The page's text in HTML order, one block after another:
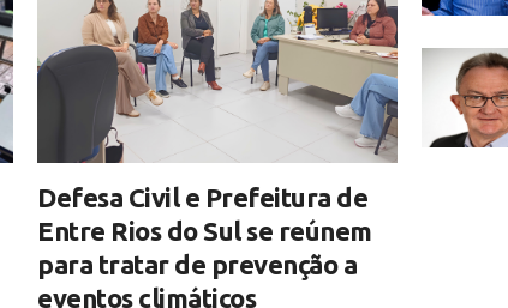
Defesa Civil e Prefeitura de
Entre Rios do Sul se reúnem
para tratar de prevenção a
eventos climáticos